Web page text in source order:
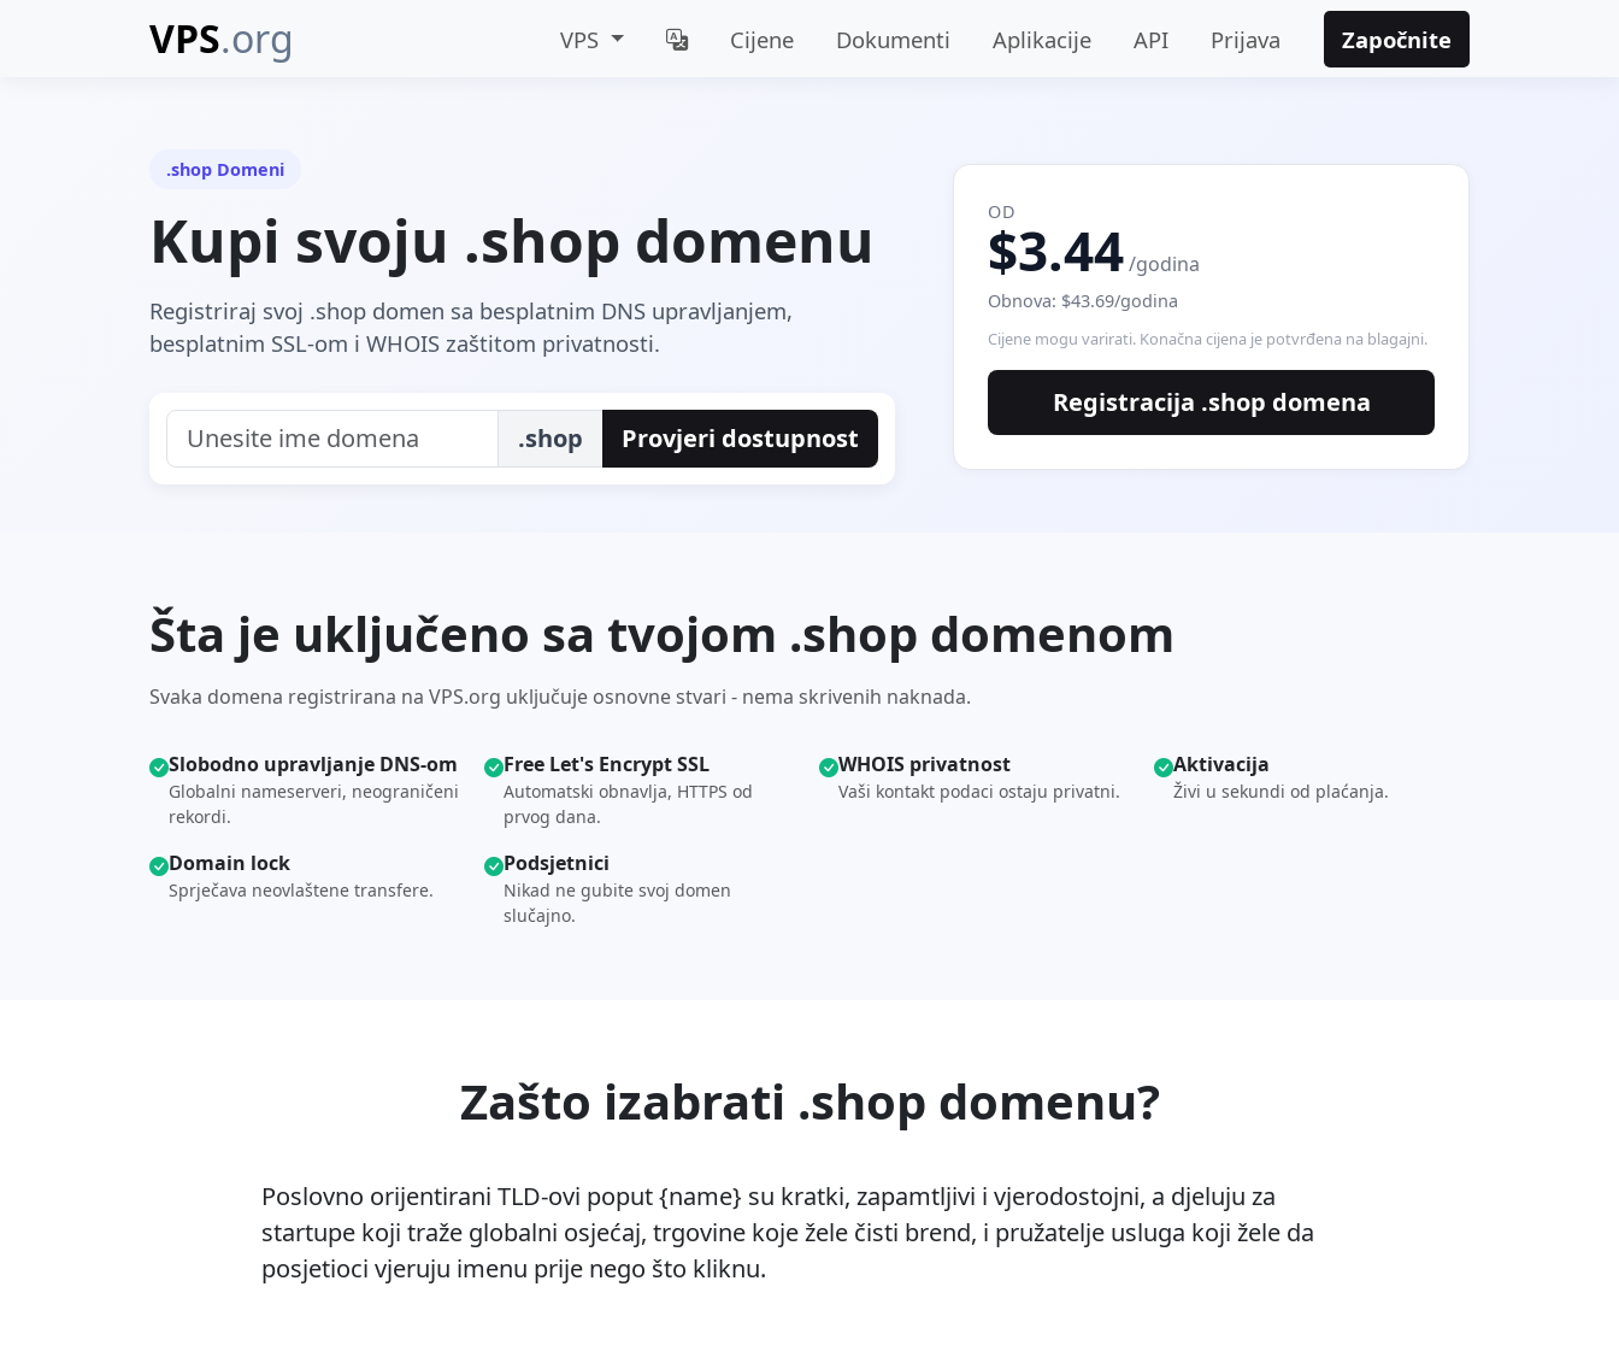
VPS.org VPS Cijene Dokumenti Aplikacije API Prijava Započnite
.shop Domeni
Kupi svoju .shop domenu
Registriraj svoj .shop domen sa besplatnim DNS upravljanjem,
besplatnim SSL-om i WHOIS zaštitom privatnosti.
.shop Provjeri dostupnost
OD
$3.44/godina
Obnova: $43.69/godina
Cijene mogu varirati. Konačna cijena je potvrđena na blagajni.
Registracija .shop domena
Šta je uključeno sa tvojom .shop domenom
Svaka domena registrirana na VPS.org uključuje osnovne stvari - nema skrivenih naknada.
Slobodno upravljanje DNS-om
Globalni nameserveri, neograničeni
rekordi.
Free Let's Encrypt SSL
Automatski obnavlja, HTTPS od
prvog dana.
WHOIS privatnost
Vaši kontakt podaci ostaju privatni.
Aktivacija
Živi u sekundi od plaćanja.
Domain lock
Sprječava neovlaštene transfere.
Podsjetnici
Nikad ne gubite svoj domen
slučajno.
Zašto izabrati .shop domenu?
Poslovno orijentirani TLD-ovi poput {name} su kratki, zapamtljivi i vjerodostojni, a djeluju za
startupe koji traže globalni osjećaj, trgovine koje žele čisti brend, i pružatelje usluga koji žele da
posjetioci vjeruju imenu prije nego što kliknu.